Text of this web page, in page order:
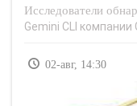
Исследователи
Gemini CLI компании
02-авг, 14:30